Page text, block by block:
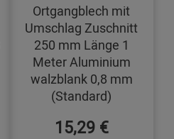
Ortgangblech mit
Umschlag Zuschnitt
250 mm Länge 1
Meter Aluminium
walzblank 0,8 mm
(Standard)
15,29 €